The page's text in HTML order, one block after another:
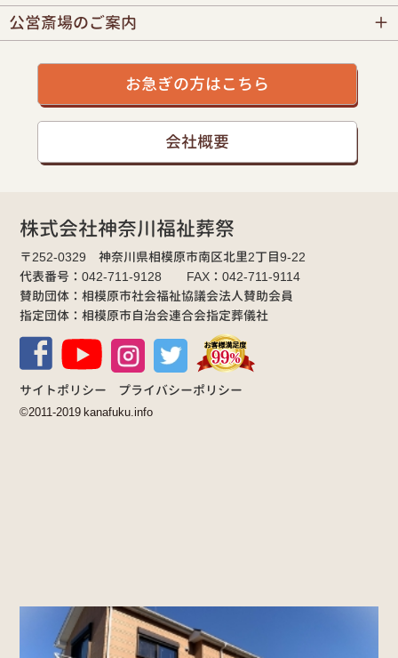
公営斎場のご案内
お急ぎの方はこちら
会社概要
株式会社神奈川福祉葬祭
〒252-0329 神奈川県相模原市南区北里2丁目9-22
代表番号：042-711-9128 FAX：042-711-9114
賛助団体：相模原市社会福祉協議会法人賛助会員
指定団体：相模原市自治会連合会指定葬儀社
サイトポリシー プライバシーポリシー
©2011-2019 kanafuku.info